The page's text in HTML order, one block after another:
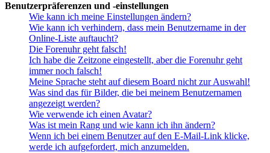
Benutzerpräferenzen und -einstellungen
Wie kann ich meine Einstellungen ändern?
Wie kann ich verhindern, dass mein Benutzername in der
Online-Liste auftaucht?
Die Forenuhr geht falsch!
Ich habe die Zeitzone eingestellt, aber die Forenuhr geht
immer noch falsch!
Meine Sprache steht auf diesem Board nicht zur Auswahl!
Was sind das für Bilder, die bei meinem Benutzernamen
angezeigt werden?
Wie verwende ich einen Avatar?
Was ist mein Rang und wie kann ich ihn ändern?
Wenn ich bei einem Benutzer auf den E-Mail-Link klicke,
werde ich aufgefordert, mich anzumelden.